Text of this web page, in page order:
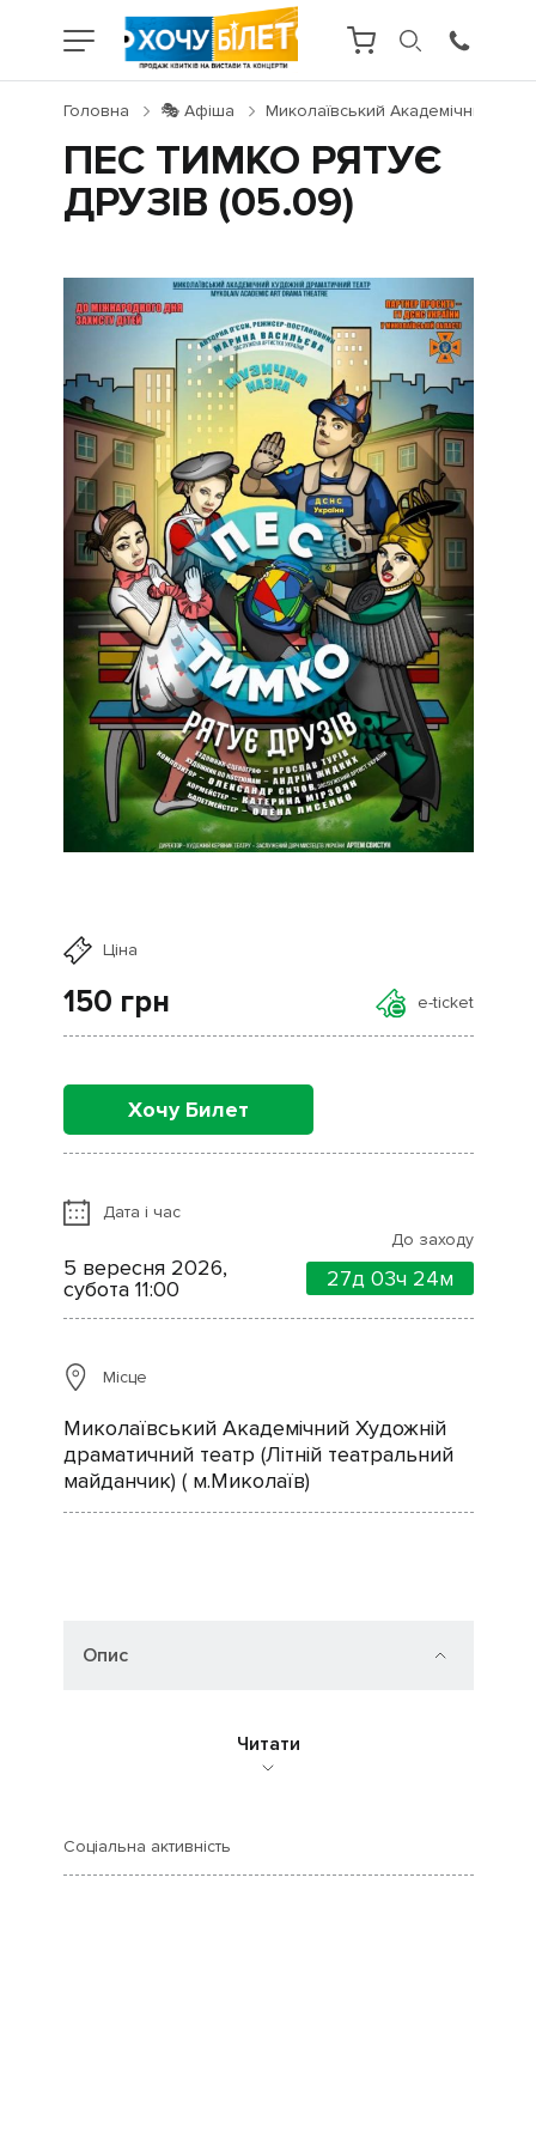
Головна 🎭 Афіша Миколаївський Академічний
ПЕС ТИМКО РЯТУЄ
ДРУЗІВ (05.09)
Ціна
150 грн e-ticket
Хочу Билет
Дата і час
До заходу
5 вересня 2026,
субота 11:00
27д 03ч 24м
Місце
Миколаївський Академічний Художній
драматичний театр (Літній театральний
майданчик) ( м.Миколаїв)
Опис
Читати
Соціальна активність